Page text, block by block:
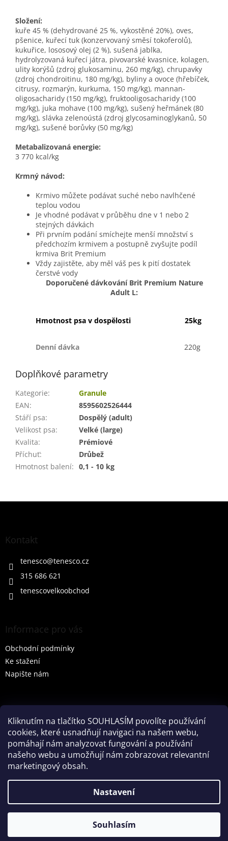
Kliknutím na tlačítko SOUHLASÍM povolíte používání
cookies, které usnadňují navigaci na našem webu,
pomáhají nám analyzovat fungování a používání
našeho webu a umožňují nám zobrazovat relevantní
marketingový obsah.
Nastavení
Souhlasím
Složení:
kuře 45 % (dehydrované 25 %, vykostěné 20%), oves,
pšenice, kuřecí tuk (konzervovaný směsí tokoferolů),
kukuřice, lososový olej (2 %), sušená jablka,
hydrolyzovaná kuřecí játra, pivovarské kvasnice, kolagen,
ulity korýšů (zdroj glukosaminu, 260 mg/kg), chrupavky
(zdroj chondroitinu, 180 mg/kg), byliny a ovoce (hřebíček,
citrusy, rozmarýn, kurkuma, 150 mg/kg), mannan-
oligosacharidy (150 mg/kg), fruktooligosacharidy (100
mg/kg), juka mohave (100 mg/kg), sušený heřmánek (80
mg/kg), slávka zelenoústá (zdroj glycosaminoglykanů, 50
mg/kg), sušené borůvky (50 mg/kg)
Metabalizovaná energie:
3 770 kcal/kg
Krmný návod:
Krmivo můžete podávat suché nebo navlhčené
teplou vodou
Je vhodné podávat v průběhu dne v 1 nebo 2
stejných dávkách
Při prvním podání smíchejte menší množství s
předchozím krmivem a postupně zvyšujte podíl
krmiva Brit Premium
Vždy zajistěte, aby měl váš pes k pití dostatek
čerstvé vody
Doporučené dávkování Brit Premium Nature
Adult L:
Hmotnost psa v dospělosti 25kg
Denní dávka 220g
Doplňkové parametry
Kategorie:
Granule
EAN:
8595602526444
Stáří psa:
Dospělý (adult)
Velikost psa:
Velké (large)
Kvalita:
Prémiové
Příchuť:
Drůbež
Hmotnost balení: 0,1 - 10 kg
Z
Kontakt
tenesco@tenesco.cz
315 686 621
tenescovelkoobchod
Informace pro vás
Obchodní podmínky
Ke stažení
Napište nám
HLEDAT
Partner: Mega Creative
Tenesco s.r.o.. Všechna práva vyhrazena.